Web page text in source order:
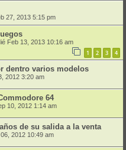
27, 2013 5:15 pm
Feb 13, 2013 10:16 am
1 2 3 4
dentro varios modelos
2012 3:20 am
64
10, 2012 1:14 am
de su salida a la venta
06, 2012 10:49 am